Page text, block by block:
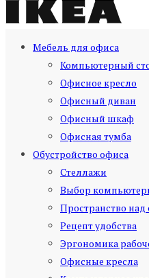
Мебель для офиса
Компьютерный
Офисное кресло
Офисный диван
Офисный шкаф
Офисная тумба
Обустройство офиса
Стеллажи
Выбор
Пространство над
Рецепт удобства
Эргономика
Офисные кресла